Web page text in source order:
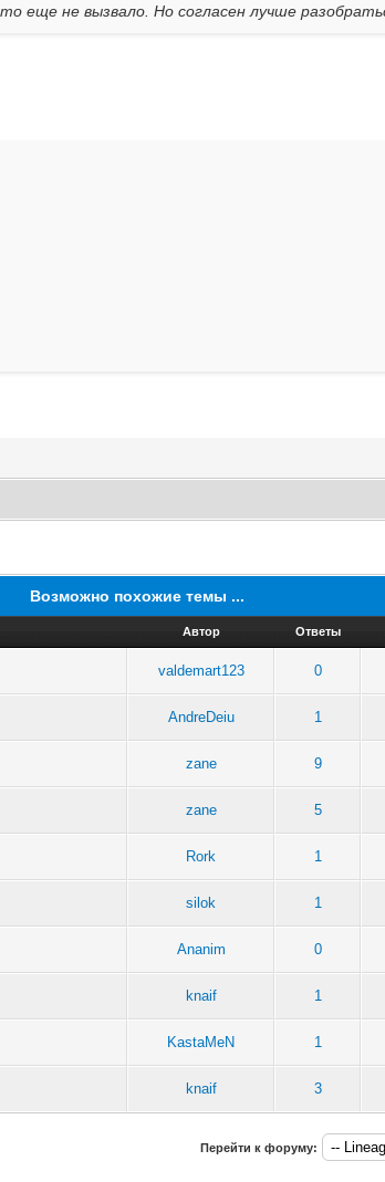
еще не вызвало. Но согласен лучше
Возможно похожие темы ...
Автор Ответы
valdemart123 0
AndreDeiu 1
zane 9
zane 5
Rork 1
silok 1
Ananim 0
knaif 1
KastaMeN 1
knaif 3
Перейти к форуму: